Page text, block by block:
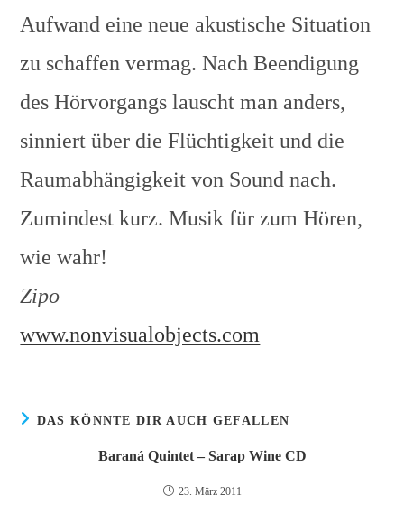
Aufwand eine neue akustische Situation
zu schaffen vermag. Nach Beendigung
des Hörvorgangs lauscht man anders,
sinniert über die Flüchtigkeit und die
Raumabhängigkeit von Sound nach.
Zumindest kurz. Musik für zum Hören,
wie wahr!
Zipo
www.nonvisualobjects.com
DAS KÖNNTE DIR AUCH GEFALLEN
Baraná Quintet – Sarap Wine CD
23. März 2011